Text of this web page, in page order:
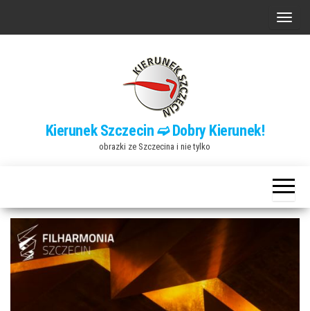
P
n
a
w
Kierunek Szczecin ➫ Dobry Kierunek!
obrazki ze Szczecina i nie tylko